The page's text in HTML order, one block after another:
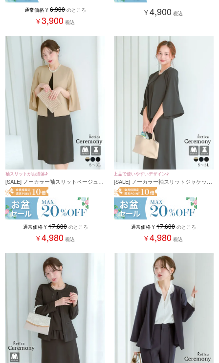
通常価格 ¥ 6,900 のところ
¥3,900 税込
¥4,900 税込
袖スリットがお洒落♪
[SALE] ノーカラー袖スリットベージュジ
ャケット×ノースリーブ膝下ワンピース
セットアップセレモニースーツ(Sサイズ
～3Lサイズ)
通常価格 ¥ 17,600 のところ
¥4,980 税込
上品で使いやすいデザイン♪
[SALE] ノーカラー袖スリットジャケット
×ノースリーブワンピース セットアップ
セレモニースーツ(Sサイズ～3Lサイズ)
通常価格 ¥ 17,600 のところ
¥4,980 税込